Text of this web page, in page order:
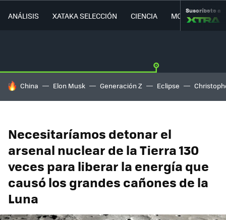
ANÁLISIS XATAKA SELECCIÓN CIENCIA MOVILIDAD
Suscríbete a
HOY SE HABLA DE
China Elon Musk Generación Z Eclipse
Necesitaríamos detonar el
arsenal nuclear de la Tierra 130
veces para liberar la energía que
causó los grandes cañones de la
Luna